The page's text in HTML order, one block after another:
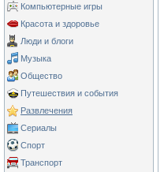
Компьютерные игры
Красота и здоровье
Люди и блоги
Музыка
Общество
Путешествия и события
Развлечения
Сериалы
Спорт
Транспорт